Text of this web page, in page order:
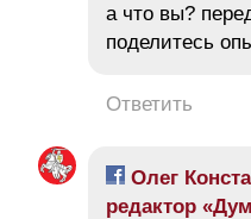
а что вы?
поделитесь
Ответить
Олег
редактор